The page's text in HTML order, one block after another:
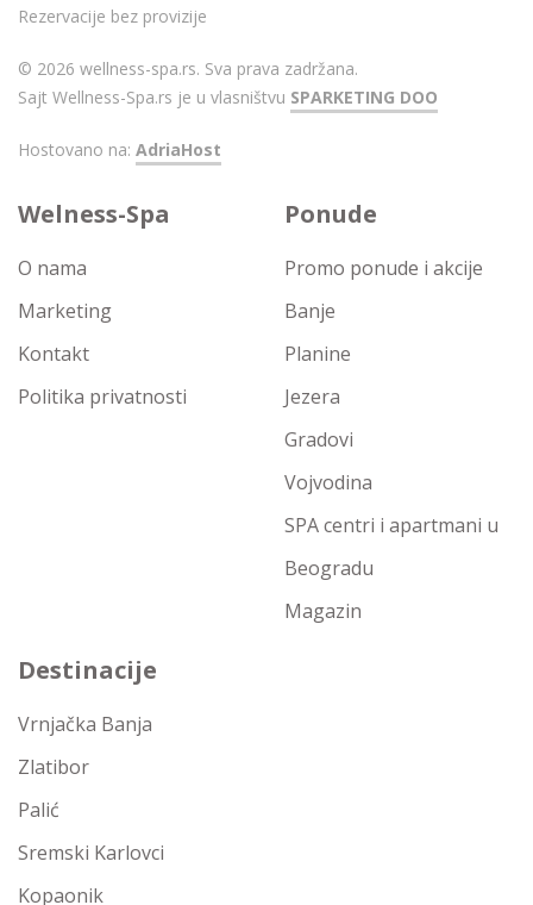
Rezervacije bez provizije
© 2026 wellness-spa.rs. Sva prava zadržana.
Sajt Wellness-Spa.rs je u vlasništvu SPARKETING DOO
Hostovano na: AdriaHost
Welness-Spa
O nama
Marketing
Kontakt
Politika privatnosti
Ponude
Promo ponude i akcije
Banje
Planine
Jezera
Gradovi
Vojvodina
SPA centri i apartmani u
Beogradu
Magazin
Destinacije
Vrnjačka Banja
Zlatibor
Palić
Sremski Karlovci
Kopaonik